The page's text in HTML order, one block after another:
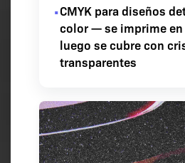
•CMYK para diseños
color — se imprime en
luego se cubre con
transparentes